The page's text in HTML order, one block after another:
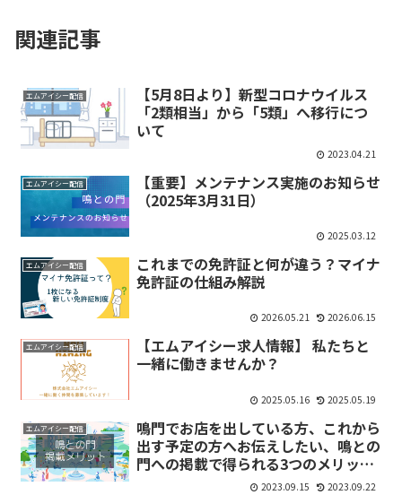
関連記事
エムアイシー配信
【5月8日より】新型コロナウイルス
「2類相当」から「5類」へ移行につ
いて
2023.04.21
エムアイシー配信
【重要】メンテナンス実施のお知らせ
（2025年3月31日）
2025.03.12
エムアイシー配信
これまでの免許証と何が違う？マイナ
免許証の仕組み解説
2026.05.21 2026.06.15
エムアイシー配信
【エムアイシー求人情報】 私たちと
一緒に働きませんか？
2025.05.16 2025.05.19
エムアイシー配信
鳴門でお店を出している方、これから
出す予定の方へお伝えしたい、鳴との
門への掲載で得られる3つのメリッ
2023.09.15 2023.09.22